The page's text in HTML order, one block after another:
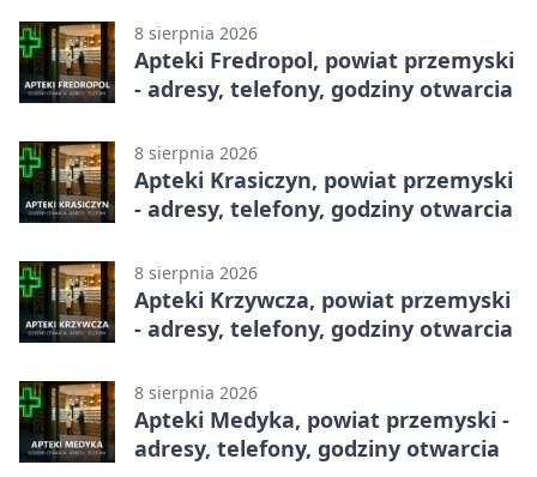
8 sierpnia 2026
Apteki Fredropol, powiat przemyski
- adresy, telefony, godziny otwarcia
8 sierpnia 2026
Apteki Krasiczyn, powiat przemyski
- adresy, telefony, godziny otwarcia
8 sierpnia 2026
Apteki Krzywcza, powiat przemyski
- adresy, telefony, godziny otwarcia
8 sierpnia 2026
Apteki Medyka, powiat przemyski -
adresy, telefony, godziny otwarcia